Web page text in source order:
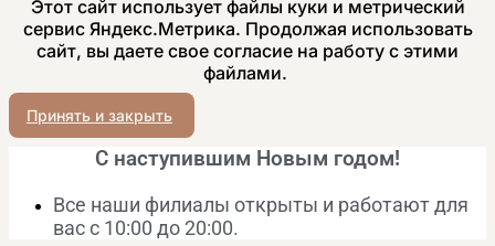
Этот сайт использует файлы куки и метрический
сервис Яндекс.Метрика. Продолжая использовать
сайт, вы даете свое согласие на работу с этими
файлами.
Принять и закрыть
С наступившим Новым годом!
Все наши филиалы открыты и работают для
вас с 10:00 до 20:00.